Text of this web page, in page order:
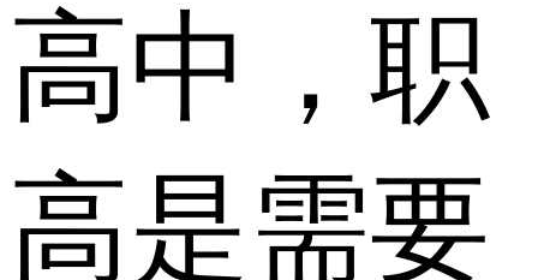
高中，职
高是需要